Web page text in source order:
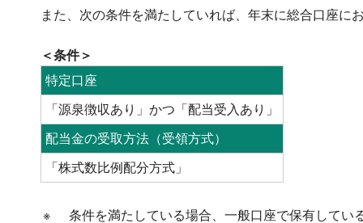
また、次の条件を満たしていれば、年末に総合口座に
＜条件＞
特定口座
「源泉徴収あり」かつ「配当受入あり」
配当金の受取方法（受領方式）
「株式数比例配分方式」
※
条件を満たしている場合、一般口座で保有して